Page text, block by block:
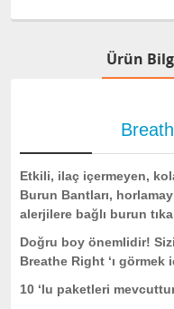
Ürün
Etkili, ilaç içermeyen,
Burun Bantları,
alerjilere bağlı burun
Doğru boy önemlidir!
Breathe Right ‘ı görmek
10 ‘lu paketleri